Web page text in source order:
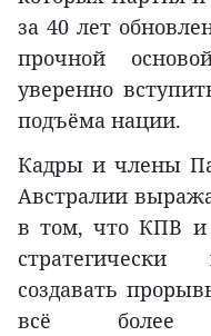
за 40 лет
прочной
уверенно
подъёма нации.
Кадры и члены
Австралии
в том, что КПВ и
создавать
всё более